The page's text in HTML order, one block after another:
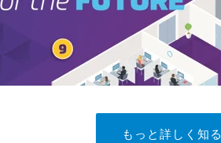
もっと詳しく知る